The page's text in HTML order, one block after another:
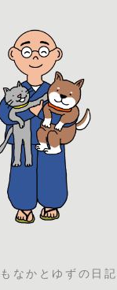
なかとゆずの日記.